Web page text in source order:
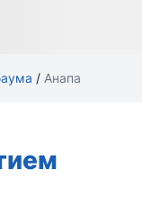
/ Анапа